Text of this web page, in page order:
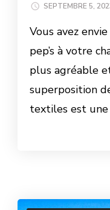
SEPTEMBRE 5,
Vous avez
pep’s à votre
plus agréable
superposition
textiles est
Lire